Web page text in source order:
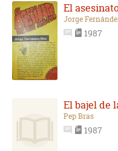
El
Jorge
1987
El bajel de
Pep Bras
1987